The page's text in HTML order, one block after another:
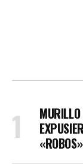
«ROBOS»